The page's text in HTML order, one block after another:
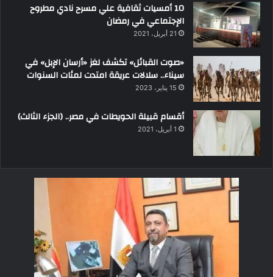
10 أمسيات ثقافية علي مسرح نادي مطروح
الإجتماعي في رمضان
21 أبريل، 2021
«صوت القبائل» تكشف لغز «أرسان الإبل» في
سيناء.. سلالات عريقة امتدت لمئات السنوات
15 يناير، 2023
أقسام قبيلة الحويطات في مصر.. (الجزء الثالث)
1 أبريل، 2021